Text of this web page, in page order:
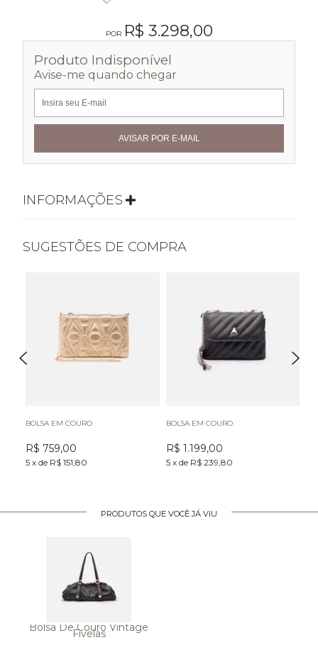
R$ 3.298,00
Produto Indisponível
Avise-me quando chegar
INFORMAÇÕES
SUGESTÕES DE COMPRA
BOLSA EM COURO
R$ 759,00
5 x de R$ 151,80
BOLSA EM COURO
R$ 1.199,00
5 x de R$ 239,80
PRODUTOS QUE VOCÊ JÁ VIU
Bolsa De Couro Vintage
Fivelas